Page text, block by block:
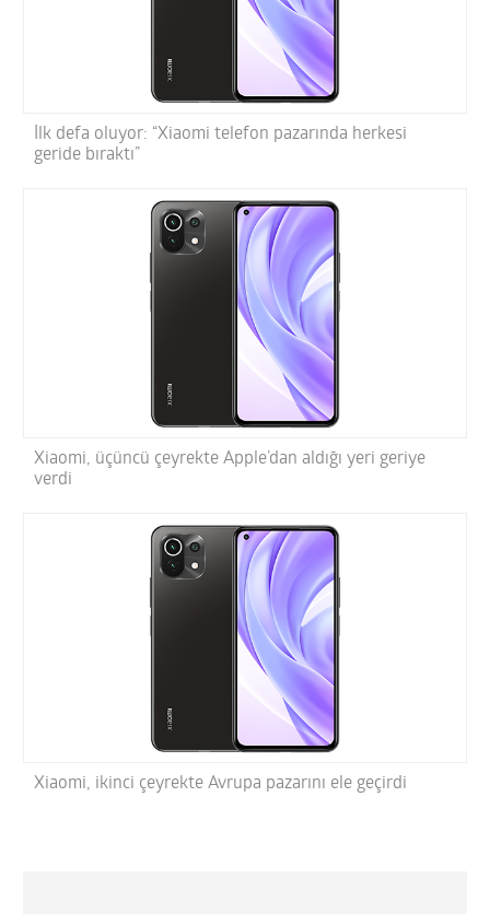
İlk defa oluyor: “Xiaomi telefon pazarında herkesi
geride bıraktı”
Xiaomi, üçüncü çeyrekte Apple’dan aldığı yeri geriye
verdi
Xiaomi, ikinci çeyrekte Avrupa pazarını ele geçirdi